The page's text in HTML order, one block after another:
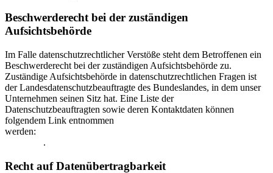
Beschwerderecht bei der zuständigen
Aufsichtsbehörde
Im Falle datenschutzrechtlicher Verstöße steht dem Betroffenen ein
Beschwerderecht bei der zuständigen Aufsichtsbehörde zu.
Zuständige Aufsichtsbehörde in datenschutzrechtlichen Fragen ist
der Landesdatenschutzbeauftragte des Bundeslandes, in dem unser
Unternehmen seinen Sitz hat. Eine Liste der
Datenschutzbeauftragten sowie deren Kontaktdaten können
folgendem Link entnommen
werden:
.
Recht auf Datenübertragbarkeit